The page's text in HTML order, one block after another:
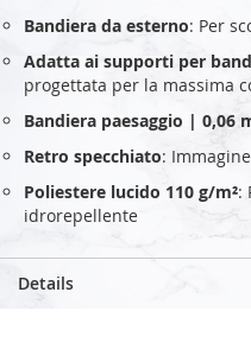
Bandiera da esterno: Per
Adatta ai supporti per
progettata per la massima
Bandiera paesaggio | 0,06
Retro specchiato:
Poliestere lucido 110 g/m²:
idrorepellente
Details